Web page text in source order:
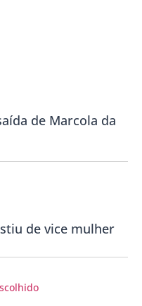
de Marcola da
de vice mulher